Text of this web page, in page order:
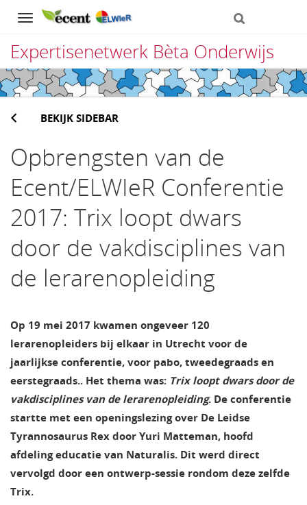
Navigation
Expertisenetwerk Bèta Onderwijs
Direct
naar
het
inhoud
BEKIJK SIDEBAR
Opbrengsten van de
Ecent/ELWIeR Conferentie
2017: Trix loopt dwars
door de vakdisciplines van
de lerarenopleiding
Op 19 mei 2017 kwamen ongeveer 120
lerarenopleiders bij elkaar in Utrecht voor de
jaarlijkse conferentie, voor pabo, tweedegraads en
eerstegraads.. Het thema was: Trix loopt dwars door de
vakdisciplines van de lerarenopleiding. De conferentie
startte met een openingslezing over De Leidse
Tyrannosaurus Rex door Yuri Matteman, hoofd
afdeling educatie van Naturalis. Dit werd direct
vervolgd door een ontwerp-sessie rondom deze zelfde
Trix.